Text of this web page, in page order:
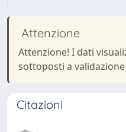
Attenzione
Attenzione! I dati
sottoposti a
Citazioni